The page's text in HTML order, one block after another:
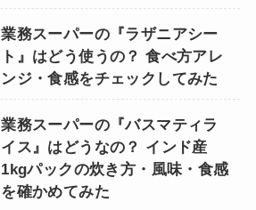
業務スーパーの『ラザニアシー
ト』はどう使うの？ 食べ方アレ
ンジ・食感をチェックしてみた
業務スーパーの『バスマティラ
イス』はどうなの？ インド産
1kgパックの炊き方・風味・食感
を確かめてみた